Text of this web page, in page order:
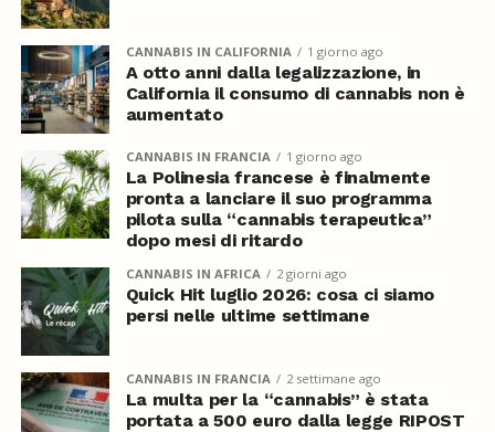
CANNABIS IN CALIFORNIA 1 giorno ago
A otto anni dalla legalizzazione, in
California il consumo di cannabis non è
aumentato
CANNABIS IN FRANCIA 1 giorno ago
La Polinesia francese è finalmente
pronta a lanciare il suo programma
pilota sulla “cannabis terapeutica”
dopo mesi di ritardo
CANNABIS IN AFRICA 2 giorni ago
Quick Hit luglio 2026: cosa ci siamo
persi nelle ultime settimane
CANNABIS IN FRANCIA 2 settimane ago
La multa per la “cannabis” è stata
portata a 500 euro dalla legge RIPOST